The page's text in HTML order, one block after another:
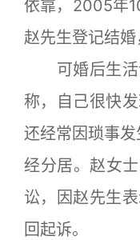
依靠，2005年
赵先生登记结婚
可婚后生活
称，自己很快
还经常因琐事
经分居。赵女
讼，因赵先生
回起诉。